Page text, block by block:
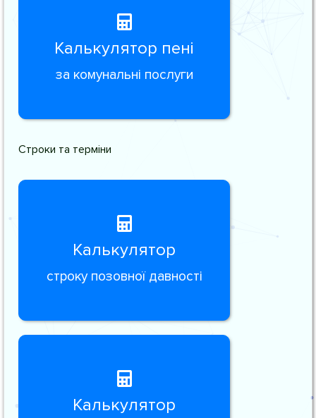
Калькулятор пені
за комунальні послуги
Строки та терміни
Калькулятор
строку позовної давності
Калькулятор